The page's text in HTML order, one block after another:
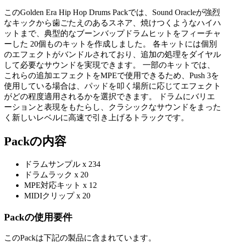
このGolden Era Hip Hop Drums Packでは、Sound Oracleが強烈
なキックから歯ごたえのあるスネア、焼けつくようなハイハ
ットまで、典型的なブーンバップドラムヒットをフィーチャ
ーした 20個ものキットを作成しました。 各キットには個別
のエフェクトがバンドルされており、追加の処理をダイヤル
して必要なサウンドを実現できます。 一部のキットでは、
これらの追加エフェクトをMPEで使用できるため、Push 3を
使用している場合は、パッドを叩く場所に応じてエフェクト
がどの程度適用されるかを選択できます。 ドラムにバリエ
ーションと表現をもたらし、クラシックなサウンドをまった
く新しいレベルに高速で引き上げるトラックです。
Packの内容
ドラムサンプル x 234
ドラムラック x 20
MPE対応キット x 12
MIDIクリップ x 20
Packの使用要件
このPackは下記の製品に含まれています。